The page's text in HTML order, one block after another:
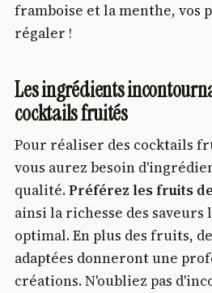
framboise et la menthe, vos
régaler !
Les ingrédients
cocktails fruités
Pour réaliser des cocktails
vous aurez besoin
qualité.Préférez les fruits
ainsi la richesse des
optimal. En plus des fruits,
adaptées donneront une
créations. N'oubliez pas